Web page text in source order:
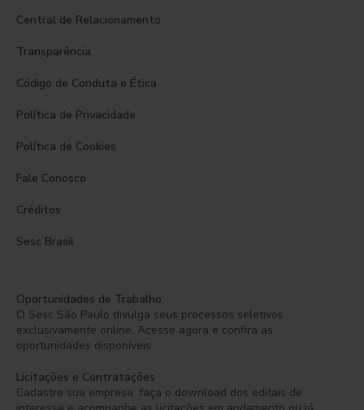
Central de Relacionamento
Transparência
Código de Conduta e Ética
Política de Privacidade
Política de Cookies
Fale Conosco
Créditos
Sesc Brasil
Oportunidades de Trabalho
O Sesc São Paulo divulga seus processos seletivos
exclusivamente online. Acesse agora e confira as
oportunidades disponíveis.
Licitações e Contratações
Cadastre sua empresa, faça o download dos editais de